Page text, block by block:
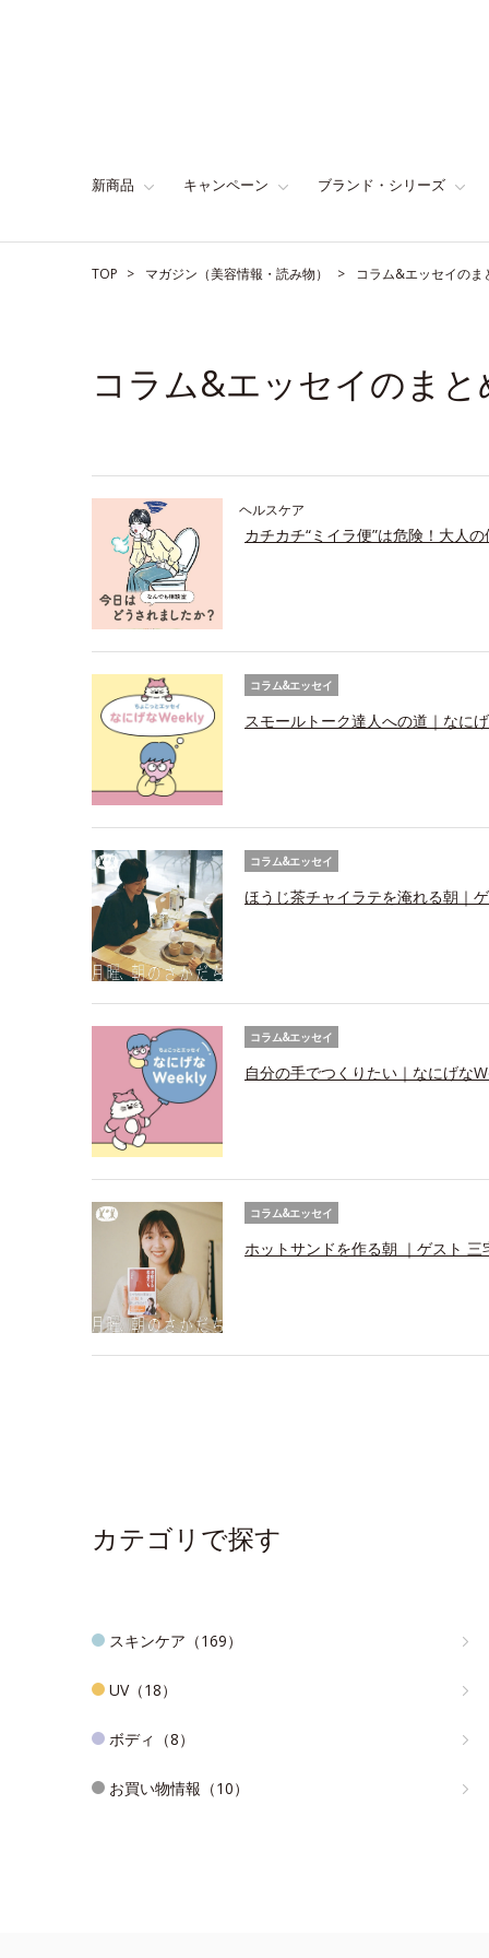
新商品 キャンペーン ブランド・シリーズ
TOP マガジン（美容情報・読み物） コラム&エッセイのま
コラム&エッセイのまと
ヘルスケア
カチカチ“ミイラ便”は危険！大人
コラム&エッセイ
スモールトーク達人への道｜なに
コラム&エッセイ
ほうじ茶チャイラテを淹れる朝｜
コラム&エッセイ
自分の手でつくりたい｜なにげな
コラム&エッセイ
ホットサンドを作る朝 ｜ゲスト 三
カテゴリで探す
スキンケア（169）
UV（18）
ボディ（8）
お買い物情報（10）